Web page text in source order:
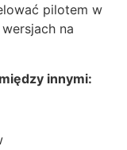
pilotem w
na
innymi: